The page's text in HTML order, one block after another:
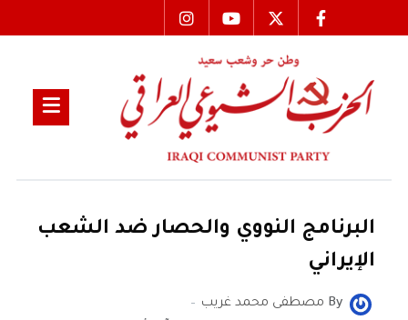
البرنامج النووي والحصار ضد الشعب
الإيراني
By مصطفى محمد غريب